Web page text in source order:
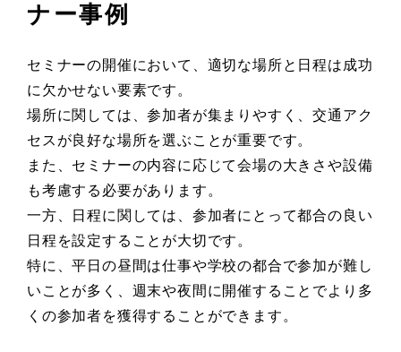
ナー事例
セミナーの開催において、適切な場所と日程は成功
に欠かせない要素です。
場所に関しては、参加者が集まりやすく、交通アク
セスが良好な場所を選ぶことが重要です。
また、セミナーの内容に応じて会場の大きさや設備
も考慮する必要があります。
一方、日程に関しては、参加者にとって都合の良い
日程を設定することが大切です。
特に、平日の昼間は仕事や学校の都合で参加が難し
いことが多く、週末や夜間に開催することでより多
くの参加者を獲得することができます。